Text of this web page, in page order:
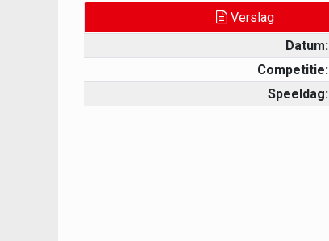
Verslag
Datum:
Competitie:
Speeldag: